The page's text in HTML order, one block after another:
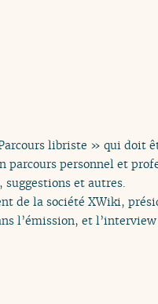
libriste » qui doit
parcours personnel et
et autres.
de la société XWiki,
l’émission, et